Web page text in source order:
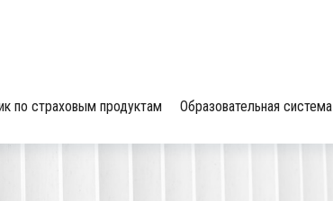
по страховым продуктам Образовательная система